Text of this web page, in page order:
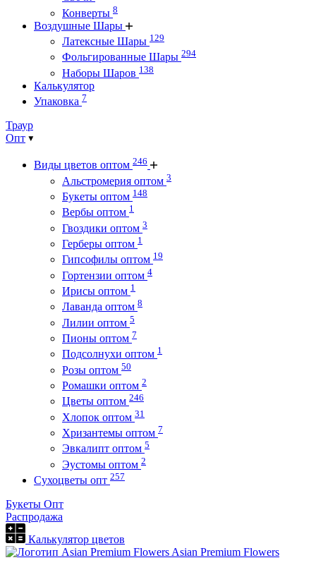
Конверты 8
Воздушные Шары
Латексные Шары 129
Фольгированные Шары 294
Наборы Шаров 138
Калькулятор
Упаковка 7
Траур
Опт
Виды цветов оптом 246
Альстромерия оптом 3
Букеты оптом 148
Вербы оптом 1
Гвоздики оптом 3
Герберы оптом 1
Гипсофилы оптом 19
Гортензии оптом 4
Ирисы оптом 1
Лаванда оптом 8
Лилии оптом 5
Пионы оптом 7
Подсолнухи оптом 1
Розы оптом 50
Ромашки оптом 2
Цветы оптом 246
Хлопок оптом 31
Хризантемы оптом 7
Эвкалипт оптом 5
Эустомы оптом 2
Сухоцветы опт 257
Букеты Опт
Распродажа
Калькулятор цветов
Asian Premium Flowers